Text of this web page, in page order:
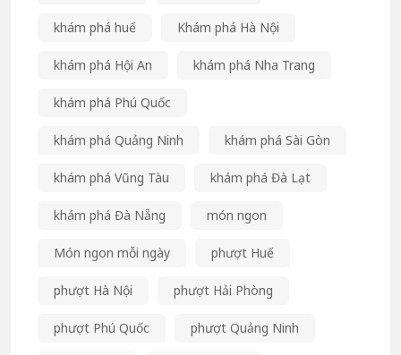
khám phá huế Khám phá Hà Nội
khám phá Hội An khám phá Nha Trang
khám phá Phú Quốc
khám phá Quảng Ninh khám phá Sài Gòn
khám phá Vũng Tàu khám phá Đà Lạt
khám phá Đà Nẵng món ngon
Món ngon mỗi ngày phượt Huế
phượt Hà Nội phượt Hải Phòng
phượt Phú Quốc phượt Quảng Ninh